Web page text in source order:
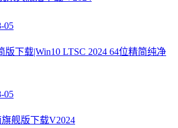
05
版下载|Win10 LTSC 2024 64位精简纯净
05
舰版下载V2024